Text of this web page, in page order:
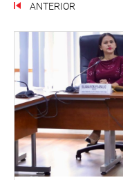
ANTERIOR